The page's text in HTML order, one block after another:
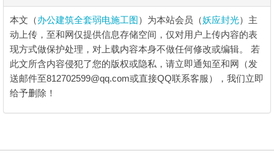
本文（办公建筑全套弱电施工图）为本站会员（妖应封光）主
动上传，至和网仅提供信息存储空间，仅对用户上传内容的表
现方式做保护处理，对上载内容本身不做任何修改或编辑。 若
此文所含内容侵犯了您的版权或隐私，请立即通知至和网（发
送邮件至812702599@qq.com或直接QQ联系客服），我们立即
给予删除！